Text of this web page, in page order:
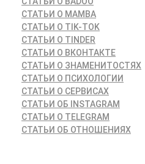
СТАТЬИ О MAMBA
СТАТЬИ О TIK-TOK
СТАТЬИ О TINDER
СТАТЬИ О ВКОНТАКТЕ
СТАТЬИ О ЗНАМЕНИТОСТЯХ
СТАТЬИ О ПСИХОЛОГИИ
СТАТЬИ О СЕРВИСАХ
СТАТЬИ ОБ INSTAGRAM
СТАТЬИ О TELEGRAM
СТАТЬИ ОБ ОТНОШЕНИЯХ